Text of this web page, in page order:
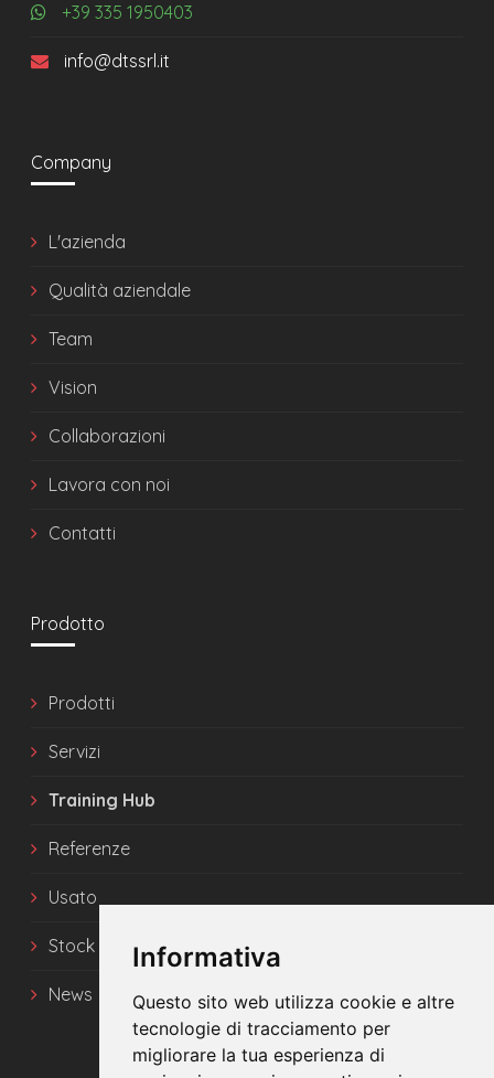
Informativa
Questo sito web utilizza cookie e altre
tecnologie di tracciamento per
migliorare la tua esperienza di
+39 335 1950403
info@dtssrl.it
Company
L'azienda
Qualità aziendale
Team
Vision
Collaborazioni
Lavora con noi
Contatti
Prodotto
Prodotti
Servizi
Training Hub
Referenze
Usato
Stock
News